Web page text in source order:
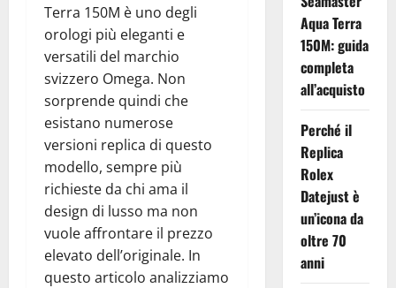
Terra 150M è uno degli
orologi più eleganti e
versatili del marchio
svizzero Omega. Non
sorprende quindi che
esistano numerose
versioni replica di questo
modello, sempre più
richieste da chi ama il
design di lusso ma non
vuole affrontare il prezzo
elevato dell’originale. In
questo articolo analizziamo
Aqua Terra
150M: guida
completa
all’acquisto
Perché il
Replica
Rolex
Datejust è
un’icona da
oltre 70
anni